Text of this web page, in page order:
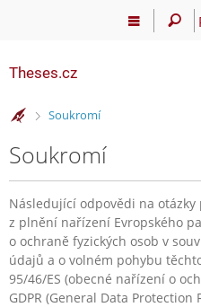
Theses.cz
>
Soukromí
Soukromí
Následující odpovědi na
z plnění nařízení Evropského
o ochraně fyzických osob v
údajů a o volném pohybu
95/46/ES (obecné nařízení o
GDPR (General Data Protection